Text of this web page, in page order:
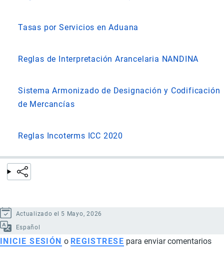
Tasas por Servicios en Aduana
Reglas de Interpretación Arancelaria NANDINA
Sistema Armonizado de Designación y Codificación
de Mercancías
Reglas Incoterms ICC 2020
Actualizado el 5 Mayo, 2026
Español
INICIE SESIÓN o REGISTRESE para enviar comentarios